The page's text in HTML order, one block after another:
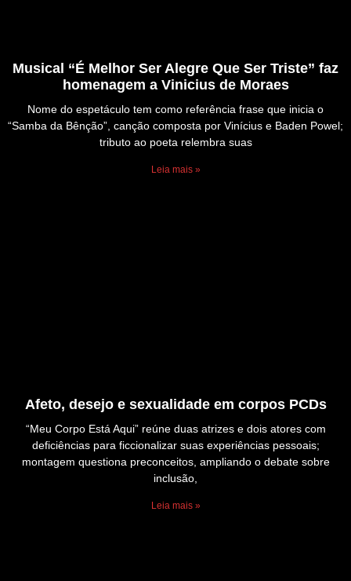
Musical “É Melhor Ser Alegre Que Ser Triste” faz
homenagem a Vinicius de Moraes
Nome do espetáculo tem como referência frase que inicia o
“Samba da Bênção”, canção composta por Vinícius e Baden Powel;
tributo ao poeta relembra suas
Leia mais »
Afeto, desejo e sexualidade em corpos PCDs
“Meu Corpo Está Aqui” reúne duas atrizes e dois atores com
deficiências para ficcionalizar suas experiências pessoais;
montagem questiona preconceitos, ampliando o debate sobre
inclusão,
Leia mais »